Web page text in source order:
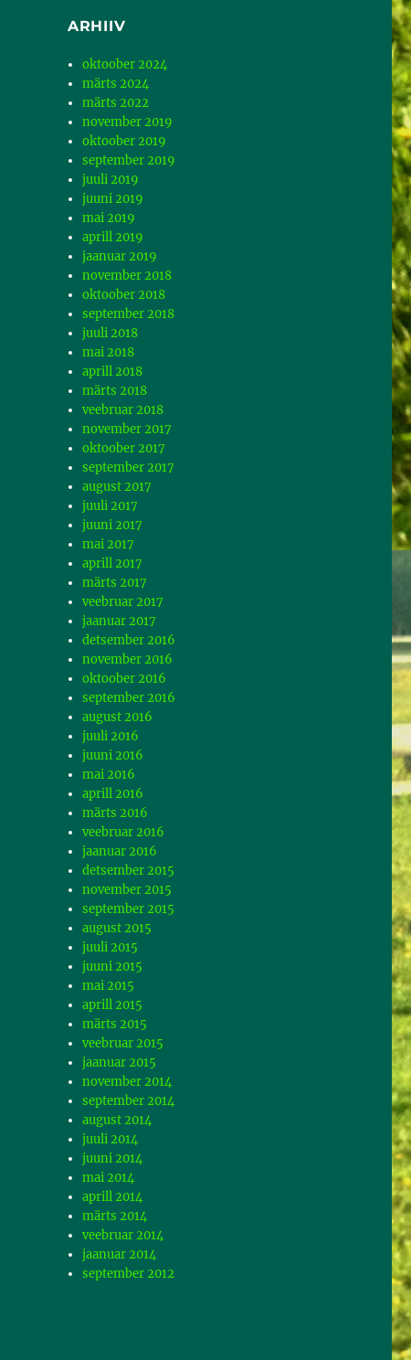
ARHIIV
oktoober 2024
märts 2024
märts 2022
november 2019
oktoober 2019
september 2019
juuli 2019
juuni 2019
mai 2019
aprill 2019
jaanuar 2019
november 2018
oktoober 2018
september 2018
juuli 2018
mai 2018
aprill 2018
märts 2018
veebruar 2018
november 2017
oktoober 2017
september 2017
august 2017
juuli 2017
juuni 2017
mai 2017
aprill 2017
märts 2017
veebruar 2017
jaanuar 2017
detsember 2016
november 2016
oktoober 2016
september 2016
august 2016
juuli 2016
juuni 2016
mai 2016
aprill 2016
märts 2016
veebruar 2016
jaanuar 2016
detsember 2015
november 2015
september 2015
august 2015
juuli 2015
juuni 2015
mai 2015
aprill 2015
märts 2015
veebruar 2015
jaanuar 2015
november 2014
september 2014
august 2014
juuli 2014
juuni 2014
mai 2014
aprill 2014
märts 2014
veebruar 2014
jaanuar 2014
september 2012